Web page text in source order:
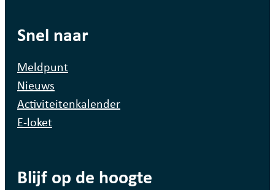
Snel naar
Meldpunt
Nieuws
Activiteitenkalender
E-loket
Blijf op de hoogte